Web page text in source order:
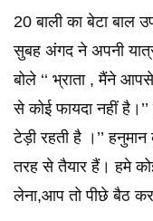
20 बाली का बेटा बाल
सुबह अंगद ने अपनी
बोले ‘‘ भ्राता , मैंने
से कोई फायदा नहीं
टेड़ी रहती है ।’’
तरह से तैयार हैं। हमे
लेना,आप तो पीछे बैठ कर